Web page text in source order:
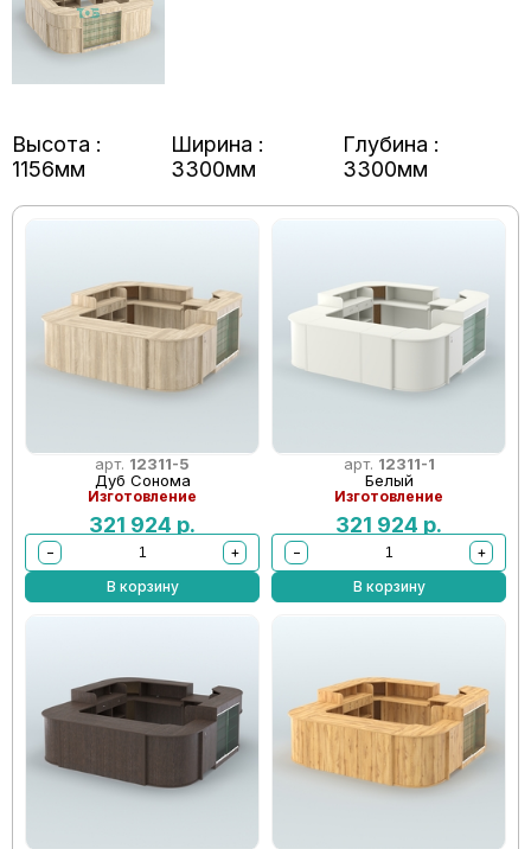
Высота :
1156мм
Ширина :
3300мм
Глубина :
3300мм
арт. 12311-5
Дуб Сонома
Изготовление
321 924 р.
−
+
В корзину
арт. 12311-1
Белый
Изготовление
321 924 р.
−
+
В корзину